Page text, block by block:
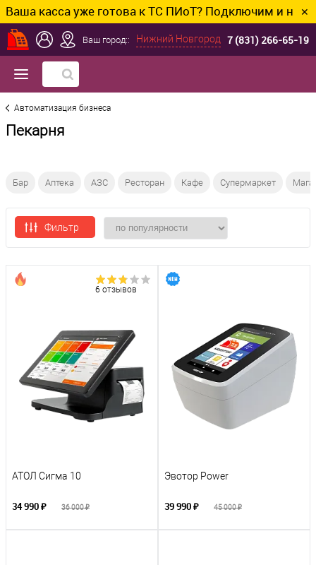
касса уже готова к ТС ПИоТ? Подключим и ✕
Ваш город:: Нижний Новгород 7 (831) 266-65-19
Автоматизация бизнеса
Пекарня
Бар Аптека АЗС Ресторан Кафе Супермаркет
Фильтр
6 отзывов
АТОЛ Сигма 10
34 990 ₽ 36 000 ₽
Эвотор Power
39 990 ₽ 45 000 ₽